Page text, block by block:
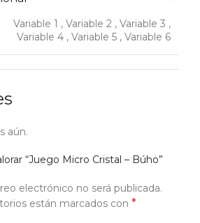
Variable 1 , Variable 2 , Variable 3 ,
Variable 4 , Variable 5 , Variable 6
aún.
“Juego Micro Cristal – Búho”
electrónico no será publicada.
están marcados con *